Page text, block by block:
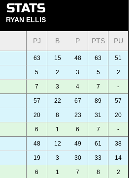
STATS
RYAN ELLIS
PJ B P PTS PU
63 15 48 63 51
5 2 3 5 2
7 3 4 7 -
57 22 67 89 57
20 8 23 31 20
6 1 6 7 -
48 12 49 61 38
19 3 30 33 14
6 1 7 8 2